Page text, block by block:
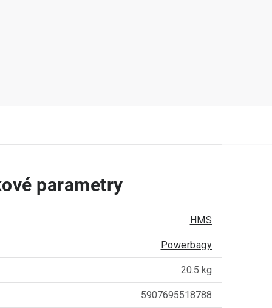
parametry
HMS
Powerbagy
20.5 kg
5907695518788